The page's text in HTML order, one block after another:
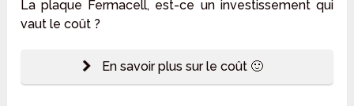
La plaque Fermacell, est-ce un investissement qui
vaut le coût ?
En savoir plus sur le coût 🙂